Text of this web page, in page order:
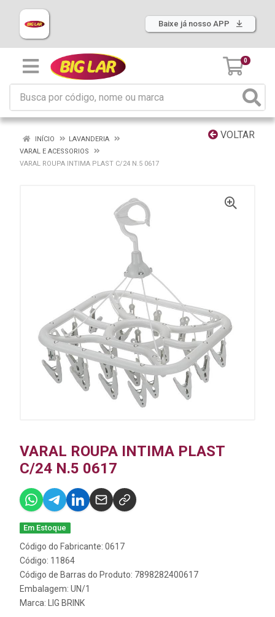
Baixe já nosso APP
0
VOLTAR
INÍCIO
LAVANDERIA
VARAL E ACESSORIOS
VARAL ROUPA INTIMA PLAST C/24 N.5 0617
VARAL ROUPA INTIMA PLAST
C/24 N.5 0617
Em Estoque
Código do Fabricante: 0617
Código: 11864
Código de Barras do Produto: 7898282400617
Embalagem: UN/1
Marca:
LIG BRINK